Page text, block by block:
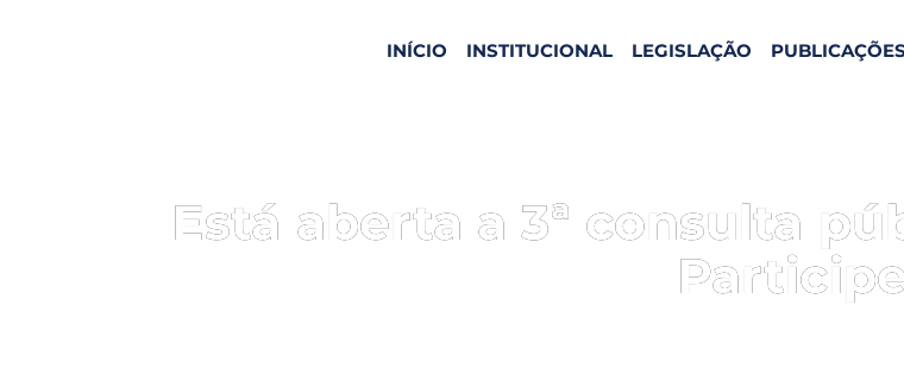
INÍCIO INSTITUCIONAL LEGISLAÇÃO
Está aberta a 3ª consulta